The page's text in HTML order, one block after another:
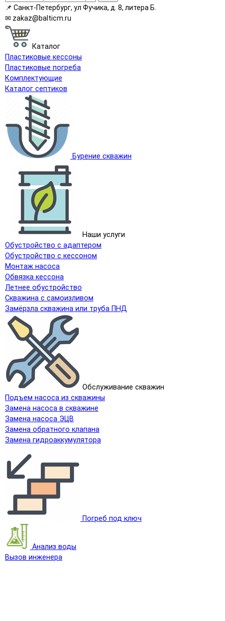
📌 Санкт-Петербург, ул Фучика, д. 8, литера Б.
✉ zakaz@balticm.ru
Каталог
Пластиковые кессоны
Пластиковые погреба
Комплектующие
Каталог септиков
Бурение скважин
Наши услуги
Обустройство с адаптером
Обустройство с кессоном
Монтаж насоса
Обвязка кессона
Летнее обустройство
Скважина с самоизливом
Замёрзла скважина или труба ПНД
Обслуживание скважин
Подъем насоса из скважины
Замена насоса в скважине
Замена насоса ЭЦВ
Замена обратного клапана
Замена гидроаккумулятора
Погреб под ключ
Анализ воды
Вызов инженера